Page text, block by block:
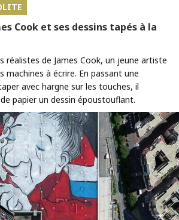
Cook et ses dessins tapés à la
réalistes de James Cook, un jeune artiste
machines à écrire. En passant une
avec hargne sur les touches, il
papier un dessin époustouflant.